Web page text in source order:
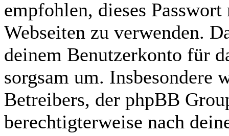
empfohlen, dieses
Webseiten zu verwenden.
deinem Benutzerkonto für
sorgsam um. Insbesondere
Betreibers, der phpBB
berechtigterweise nach